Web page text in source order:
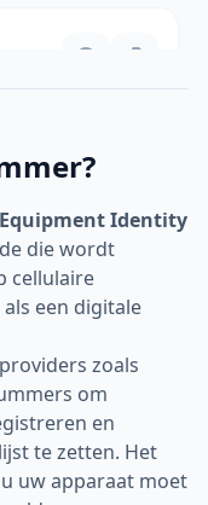
Identity
die wordt
cellulaire
een digitale
zoals
om
en
te zetten. Het
uw apparaat moet